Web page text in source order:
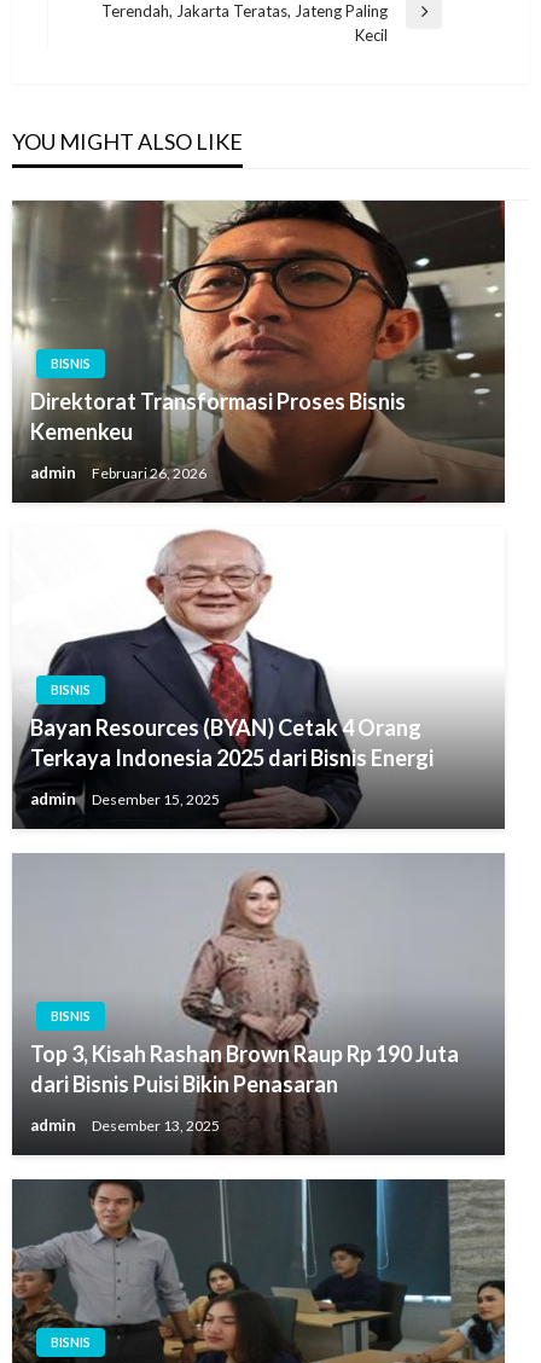
Terendah, Jakarta Teratas, Jateng Paling
Kecil
YOU MIGHT ALSO LIKE
BISNIS
Direktorat Transformasi Proses Bisnis
Kemenkeu
admin Februari 26, 2026
BISNIS
Bayan Resources (BYAN) Cetak 4 Orang
Terkaya Indonesia 2025 dari Bisnis Energi
admin Desember 15, 2025
BISNIS
Top 3, Kisah Rashan Brown Raup Rp 190 Juta
dari Bisnis Puisi Bikin Penasaran
admin Desember 13, 2025
BISNIS